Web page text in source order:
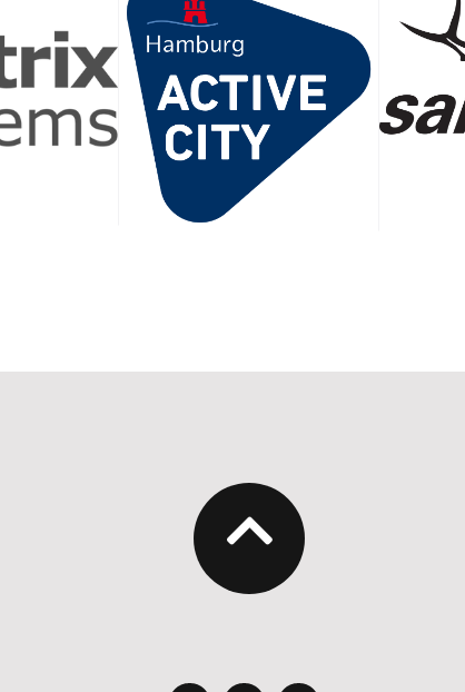
Trainingsplan für die ganze Gruppe. Wenn Du ein eigenes
richtige Ort. Dann geh bitte für Dich allein trainieren.
in die fortgeschrittenen Kurse gehörst), sieh bitte davon ab, Dich
passen). Das bringt Unruhe in die Gruppe und verunsichert die
und eine Schwimmbrille.
(Paddles, Brett, Pull Buoy, Flossen) mit. Dieses Equipment ist aber
Bädern auch Leih-Equipment für die Teilnehmenden.